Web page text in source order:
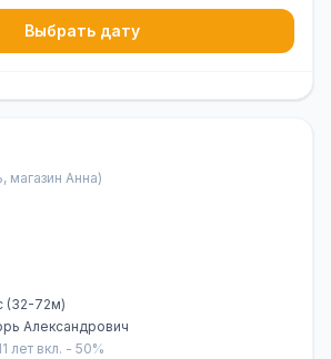
Выбрать дату
магазин Анна)
(32-72м)
Александрович
лет вкл. - 50%